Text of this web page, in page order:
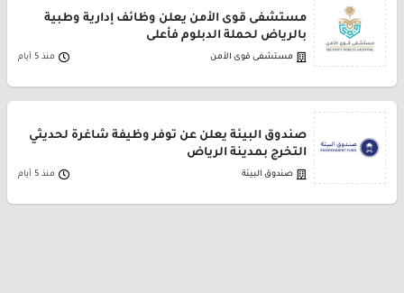
مستشفى قوى الأمن يعلن وظائف إدارية وطبية
بالرياض لحملة الدبلوم فأعلى
مستشفى قوى الأمن منذ 5 أيام
صندوق البيئة يعلن عن توفر وظيفة شاغرة لحديثي
التخرج بمدينة الرياض
صندوق البيئة منذ 5 أيام